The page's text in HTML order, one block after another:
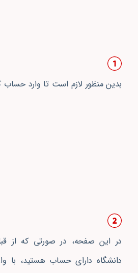
بدین منظور لازم است تا وارد حساب
در این صفحه،‌ در صورتی که از
دانشگاه دارای حساب هستید، با